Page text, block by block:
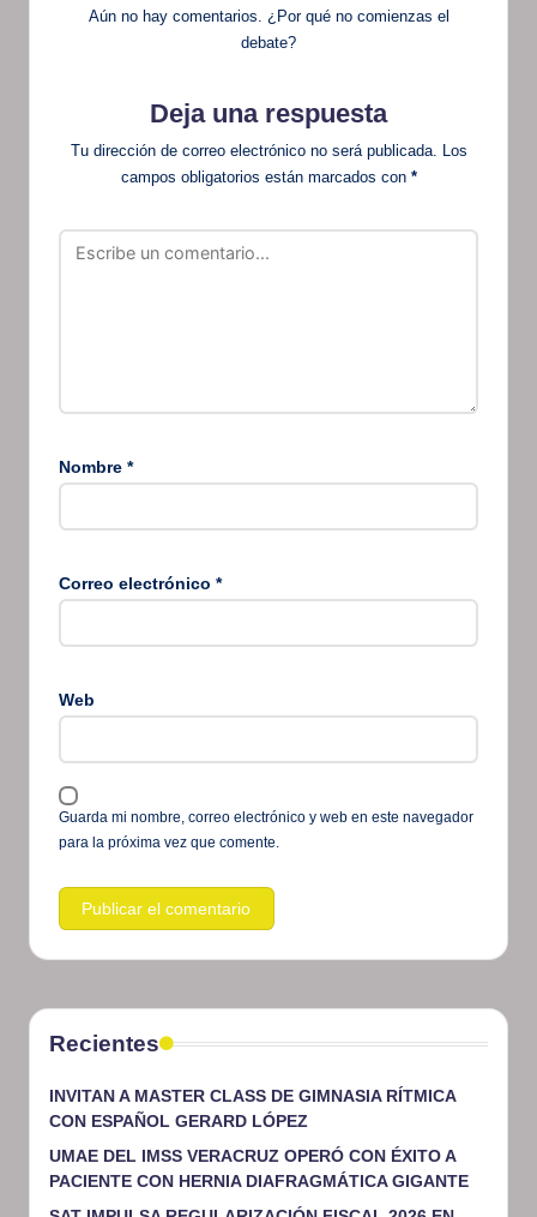
Aún no hay comentarios. ¿Por qué no comienzas el
debate?
Deja una respuesta
Tu dirección de correo electrónico no será publicada. Los
campos obligatorios están marcados con *
Nombre *
Correo electrónico *
Web
Guarda mi nombre, correo electrónico y web en este navegador
para la próxima vez que comente.
Recientes
INVITAN A MASTER CLASS DE GIMNASIA RÍTMICA
CON ESPAÑOL GERARD LÓPEZ
UMAE DEL IMSS VERACRUZ OPERÓ CON ÉXITO A
PACIENTE CON HERNIA DIAFRAGMÁTICA GIGANTE